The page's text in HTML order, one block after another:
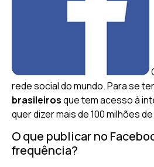
rede social do mundo. Para se
brasileirosque tem acesso à
quer dizer mais de 100 milhões
O que publicar no
frequência?